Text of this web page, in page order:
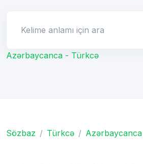
Azərbaycanca - Türkcə
Sözbaz Türkcə Azərbaycanca